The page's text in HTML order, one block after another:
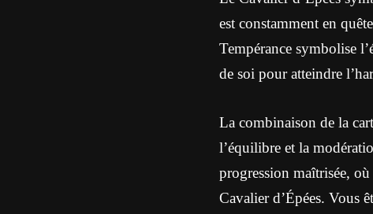
est constamment en
Tempérance symbolise
de soi pour atteindre
La combinaison de la
l’équilibre et la
progression maîtrisée,
Cavalier d’Épées. Vous